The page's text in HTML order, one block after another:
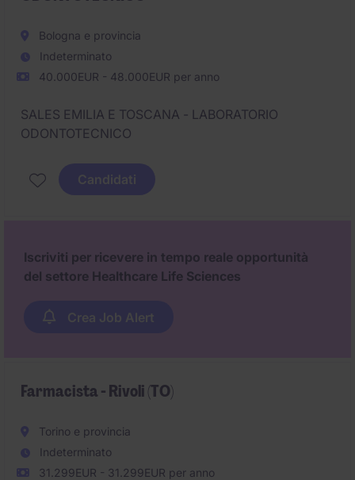
Bologna e provincia
Indeterminato
40.000EUR - 48.000EUR per anno
SALES EMILIA E TOSCANA - LABORATORIO
ODONTOTECNICO
Candidati
Iscriviti per ricevere in tempo reale opportunità
del settore Healthcare Life Sciences
Crea Job Alert
Farmacista - Rivoli (TO)
Torino e provincia
Indeterminato
31.299EUR - 31.299EUR per anno